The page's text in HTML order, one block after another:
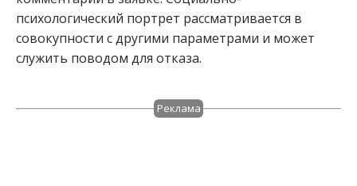
психологический портрет рассматривается в
совокупности с другими параметрами и может
служить поводом для отказа.
Реклама